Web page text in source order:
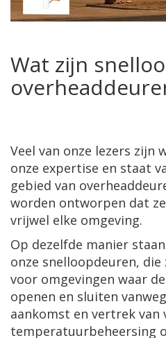
Wat zijn
Veel van onze lezers zijn
onze expertise en staat
gebied van
worden ontworpen dat
vrijwel elke omgeving.
Op dezelfde manier
onze snelloopdeuren,
voor omgevingen waar
openen en sluiten
aankomst en vertrek
temperatuurbeheersing